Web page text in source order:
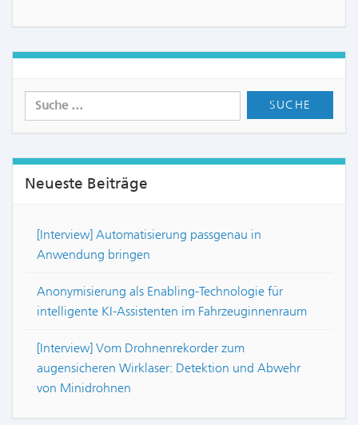
Neueste Beiträge
[Interview] Automatisierung passgenau in
Anwendung bringen
Anonymisierung als Enabling-Technologie für
intelligente KI-Assistenten im Fahrzeuginnenraum
[Interview] Vom Drohnenrekorder zum
augensicheren Wirklaser: Detektion und Abwehr
von Minidrohnen